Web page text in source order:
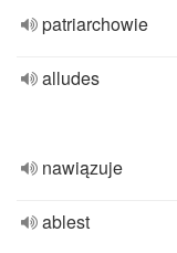
patriarchowie
alludes
nawiązuje
ablest